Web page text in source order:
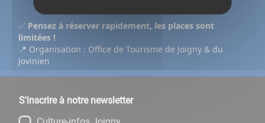
✅ Pensez à réserver rapidement, les places sont
limitées !
📍 Organisation : Office de Tourisme de Joigny & du
Jovinien
S'inscrire à notre newsletter